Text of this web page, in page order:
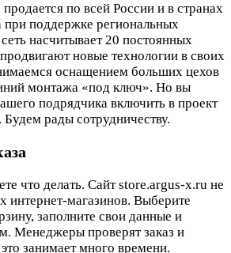
по всей России и в странах
поддержке региональных
насчитывает 20 постоянных
новые технологии в своих
оснащением больших цехов
монтажа «под ключ». Но вы
подрядчика включить в проект
рады сотрудничеству.
что делать. Сайт store.argus-x.ru не
интернет-магазинов. Выберите
заполните свои данные и
Менеджеры проверят заказ и
занимает много времени.